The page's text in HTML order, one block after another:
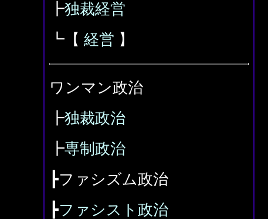
┣独裁経営
┗【 経営 】
ワンマン政治
┣独裁政治
┣専制政治
┣ファシズム政治
┣ファシスト政治